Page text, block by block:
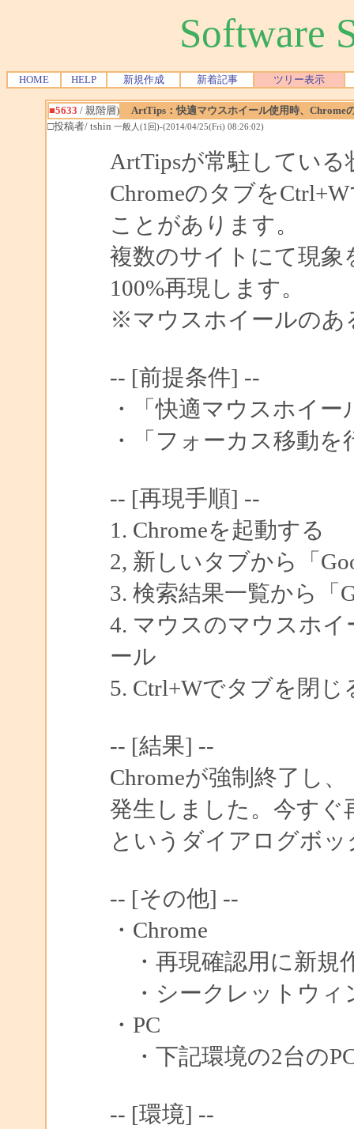
Software
HOME HELP 新規作成 新着記事 ツリー表示
■5633 / 親階層)
ArtTips：快適マウスホイール使用時、Chrome
□投稿者/ tshin 一般人(1回)-(2014/04/25(Fri) 08:26:02)
ArtTipsが常駐してい
Chromeのタブを
ことがあります。
複数のサイトにて現象
100%再現します。
※マウスホイールのあ
-- [前提条件] --
・「快適マウスホイ
・「フォーカス移動
-- [再現手順] --
1. Chromeを起動する
2, 新しいタブから「
3. 検索結果一覧から「
4. マウスのマウスホ
ール
5. Ctrl+Wでタブを閉じ
-- [結果] --
Chromeが強制終了し
発生しました。今すぐ
というダイアログボ
-- [その他] --
・Chrome
・再現確認用に新規
・シークレットウィ
・PC
・下記環境の2台の
-- [環境] --